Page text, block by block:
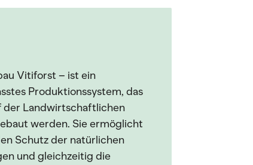
Vitiforst – ist ein
Produktionssystem, das
der Landwirtschaftlichen
werden. Sie ermöglicht
Schutz der natürlichen
und gleichzeitig die